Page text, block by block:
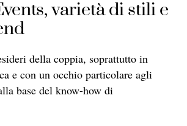
varietà di stili e
della coppia, soprattutto in
e con un occhio particolare agli
base del know-how di